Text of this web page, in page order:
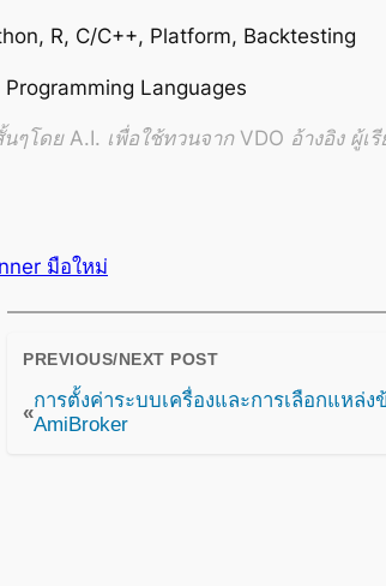
R, C/C++, Platform, Backtesting
Programming Languages
ๆโดย A.I. เพื่อใช้ทวนจาก VDO อ้างอิง ผู้เ
มือใหม่
PREVIOUS/NEXT POST
«
การตั้งค่าระบบเครื่องและการเลือกแหล่
AmiBroker